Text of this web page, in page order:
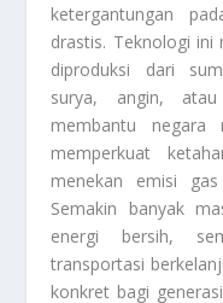
ketergantungan
drastis. Teknologi
diproduksi dari
surya, angin,
membantu negara
memperkuat
menekan emisi
Semakin banyak
energi bersih,
transportasi
konkret bagi